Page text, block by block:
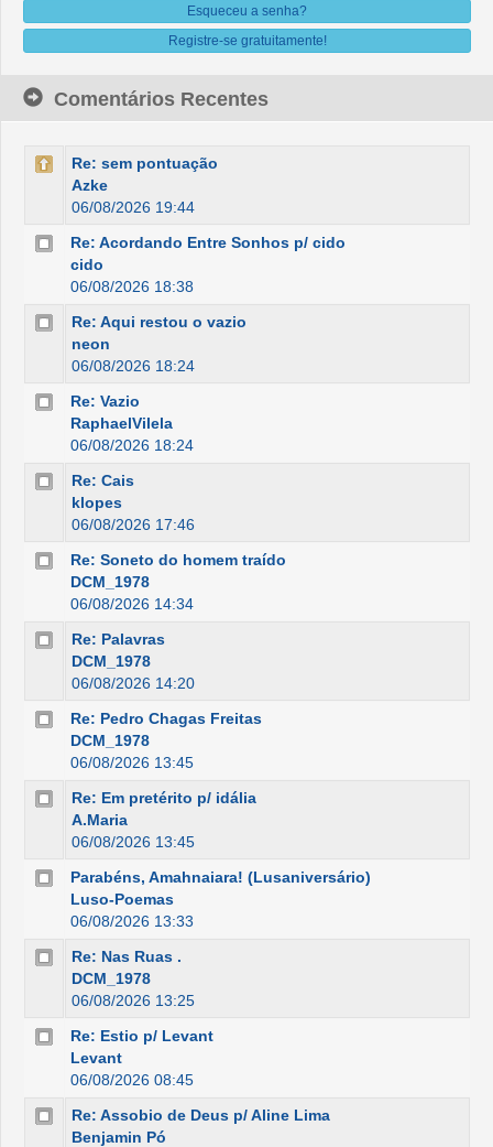
Esqueceu a senha?
Registre-se gratuitamente!
Comentários Recentes
Re: sem pontuação
Azke
06/08/2026 19:44
Re: Acordando Entre Sonhos p/ cido
cido
06/08/2026 18:38
Re: Aqui restou o vazio
neon
06/08/2026 18:24
Re: Vazio
RaphaelVilela
06/08/2026 18:24
Re: Cais
klopes
06/08/2026 17:46
Re: Soneto do homem traído
DCM_1978
06/08/2026 14:34
Re: Palavras
DCM_1978
06/08/2026 14:20
Re: Pedro Chagas Freitas
DCM_1978
06/08/2026 13:45
Re: Em pretérito p/ idália
A.Maria
06/08/2026 13:45
Parabéns, Amahnaiara! (Lusaniversário)
Luso-Poemas
06/08/2026 13:33
Re: Nas Ruas .
DCM_1978
06/08/2026 13:25
Re: Estio p/ Levant
Levant
06/08/2026 08:45
Re: Assobio de Deus p/ Aline Lima
Benjamin Pó